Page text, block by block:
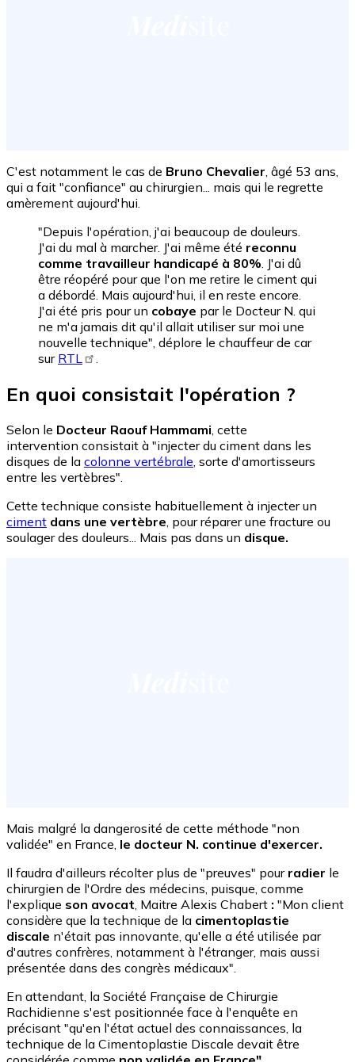
C'est notamment le cas de Bruno Chevalier, âgé 53 ans,
qui a fait "confiance" au chirurgien... mais qui le regrette
amèrement aujourd'hui.
"Depuis l'opération, j'ai beaucoup de douleurs.
J'ai du mal à marcher. J'ai même été reconnu
comme travailleur handicapé à 80%. J'ai dû
être réopéré pour que l'on me retire le ciment qui
a débordé. Mais aujourd'hui, il en reste encore.
J'ai été pris pour un cobaye par le Docteur N. qui
ne m'a jamais dit qu'il allait utiliser sur moi une
nouvelle technique", déplore le chauffeur de car
sur RTL .
En quoi consistait l'opération ?
Selon le Docteur Raouf Hammami , cette
intervention consistait à "injecter du ciment dans les
disques de la colonne vertébrale , sorte d'amortisseurs
entre les vertèbres".
Cette technique consiste habituellement à injecter un
ciment dans une vertèbre , pour réparer une fracture ou
soulager des douleurs... Mais pas dans un disque.
Mais malgré la dangerosité de cette méthode "non
validée" en France, le docteur N. continue d'exercer.
Il faudra d'ailleurs récolter plus de "preuves" pour radier le
chirurgien de l'Ordre des médecins, puisque, comme
l'explique son avocat , Maitre Alexis Chabert : "Mon client
considère que la technique de la cimentoplastie
discale n'était pas innovante, qu'elle a été utilisée par
d'autres confrères, notamment à l'étranger, mais aussi
présentée dans des congrès médicaux".
En attendant, la Société Française de Chirurgie
Rachidienne s'est positionnée face à l'enquête en
précisant "qu'en l'état actuel des connaissances, la
technique de la Cimentoplastie Discale devait être